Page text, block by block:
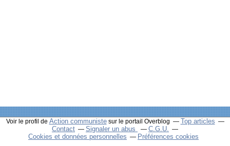
Voir le profil de Action communistesur le portail Overblog
Top articles
Contact
Signaler un abus
C.G.U.
Cookies et données personnelles
Préférences cookies